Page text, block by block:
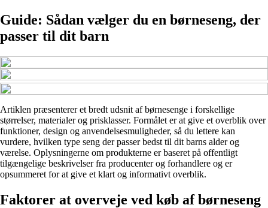
Guide: Sådan vælger du en børneseng, der
passer til dit barn
Artiklen præsenterer et bredt udsnit af børnesenge i forskellige
størrelser, materialer og prisklasser. Formålet er at give et overblik over
funktioner, design og anvendelsesmuligheder, så du lettere kan
vurdere, hvilken type seng der passer bedst til dit barns alder og
værelse. Oplysningerne om produkterne er baseret på offentligt
tilgængelige beskrivelser fra producenter og forhandlere og er
opsummeret for at give et klart og informativt overblik.
Faktorer at overveje ved køb af børneseng